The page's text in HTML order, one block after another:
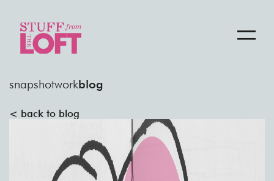
snapshotworkblog
< back to blog